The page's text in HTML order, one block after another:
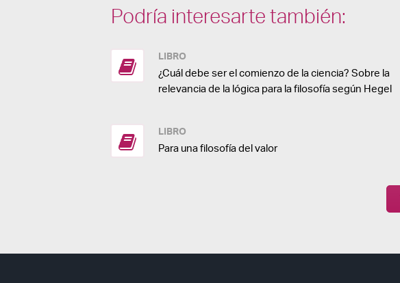
Podría interesarte también:
LIBRO
¿Cuál debe ser el comienzo de la ciencia? Sobre la
relevancia de la lógica para la filosofía según Hegel
LIBRO
Para una filosofía del valor